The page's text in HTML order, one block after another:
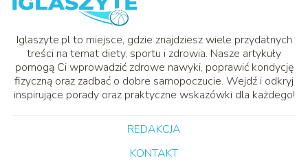
Iglaszyte.pl to miejsce, gdzie znajdziesz wiele przydatnych
treści na temat diety, sportu i zdrowia. Nasze artykuły
pomogą Ci wprowadzić zdrowe nawyki, poprawić kondycję
fizyczną oraz zadbać o dobre samopoczucie. Wejdź i odkryj
inspirujące porady oraz praktyczne wskazówki dla każdego!
REDAKCJA
KONTAKT